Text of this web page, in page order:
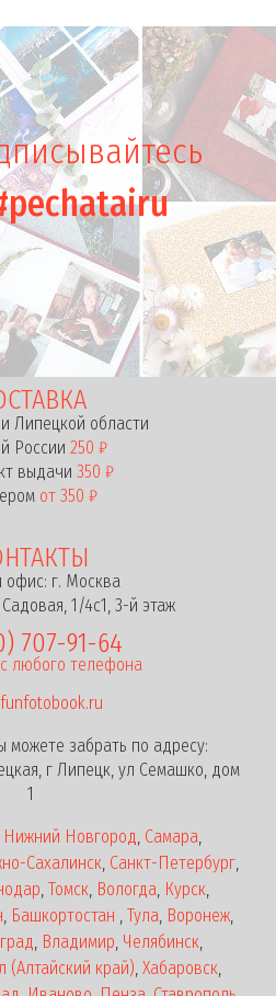
Липецкой области
России 250 ₽
выдачи 350 ₽
от 350 ₽
офис: г. Москва
1/4с1, 3-й этаж
707-91-64
любого телефона
можете забрать по адресу:
г Липецк, ул Семашко, дом
1
Нижний Новгород Самара
Сахалинск Санкт-Петербург,
Томск Вологда Курск
Башкортостан Тула Воронеж,
Владимир Челябинск
(Алтайский край) Хабаровск